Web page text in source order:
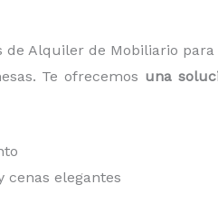
Alquiler de Mobiliario para
Te ofrecemos una
cenas elegantes